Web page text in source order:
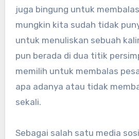
juga bingung untuk
mungkin kita sudah tidak
untuk menuliskan sebuah
pun berada di dua titik
memilih untuk membalas
apa adanya atau tidak
sekali.
Sebagai salah satu media